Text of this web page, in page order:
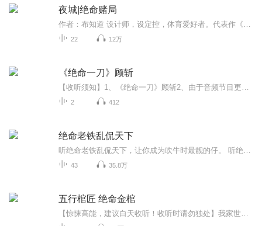
夜城|绝命赌局
22 12万
《绝命一刀》顾斩
2 412
绝命老铁乱侃天下
43 35.8万
五行棺匠 绝命金棺